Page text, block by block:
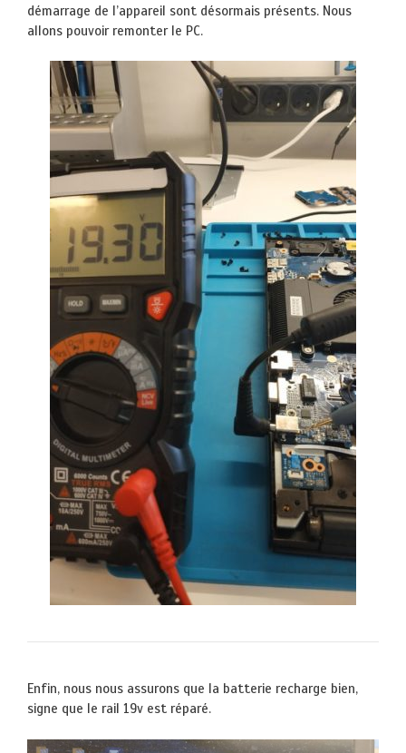
démarrage de l’appareil sont désormais présents. Nous
allons pouvoir remonter le PC.
Enfin, nous nous assurons que la batterie recharge bien,
signe que le rail 19v est réparé.